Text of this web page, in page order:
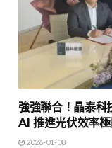
強強聯合！晶泰科
AI 推進光伏效率
2026-01-08